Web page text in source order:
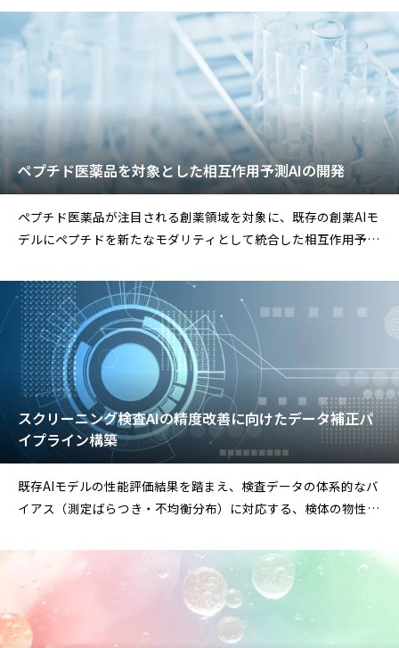
ペプチド医薬品を対象とした相互作用予測AIの開発
ペプチド医薬品が注目される創薬領域を対象に、既存の創薬AIモ
デルにペプチドを新たなモダリティとして統合した相互作用予測
スクリーニング検査AIの精度改善に向けたデータ補正パ
イプライン構築
既存AIモデルの性能評価結果を踏まえ、検査データの体系的なバ
イアス（測定ばらつき・不均衡分布）に対応する、検体の物性差